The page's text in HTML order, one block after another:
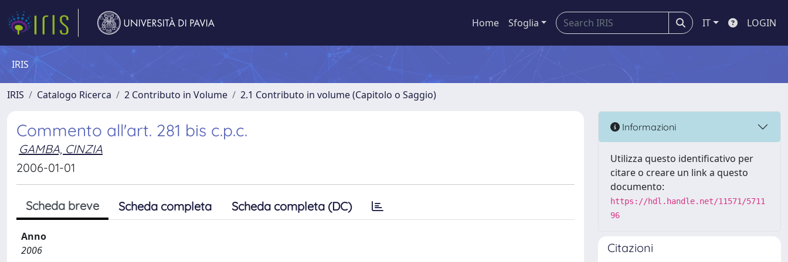
Home Sfoglia IT LOGIN
IRIS
IRIS Catalogo Ricerca 2 Contributo in Volume 2.1 Contributo in volume (Capitolo o Saggio)
Commento all'art. 281 bis c.p.c.
GAMBA, CINZIA
2006-01-01
Scheda breve Scheda completa Scheda completa (DC)
Anno
2006
Informazioni
Utilizza questo identificativo per
citare o creare un link a questo
documento:
https://hdl.handle.net/11571/5711
96
Citazioni